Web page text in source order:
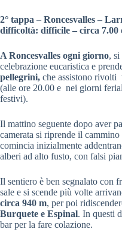
2° tappa – Roncesvalles –
difficoltà: difficile – circa 7.00
A Roncesvalles ogni giorno, si
celebrazione eucaristica e
pellegrini, che assistono rivolti
(alle ore 20.00 e nei giorni
festivi).
Il mattino seguente dopo aver
camerata si riprende il
comincia inizialmente
alberi ad alto fusto, con falsi
Il sentiero è ben segnalato con
sale e si scende più volte
circa 940 m, per poi
Burquete e Espinal. In questi
bar per la fare colazione.